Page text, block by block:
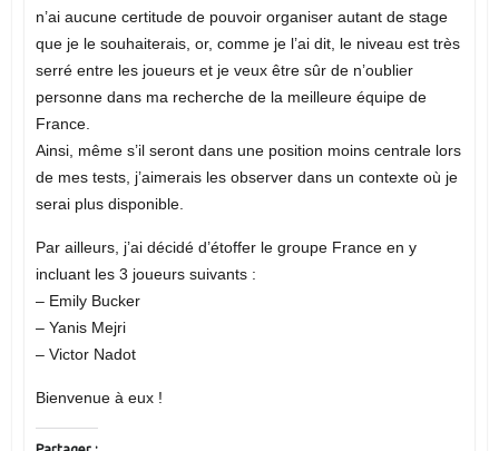
n’ai aucune certitude de pouvoir organiser autant de stage
que je le souhaiterais, or, comme je l’ai dit, le niveau est très
serré entre les joueurs et je veux être sûr de n’oublier
personne dans ma recherche de la meilleure équipe de
France.
Ainsi, même s’il seront dans une position moins centrale lors
de mes tests, j’aimerais les observer dans un contexte où je
serai plus disponible.
Par ailleurs, j’ai décidé d’étoffer le groupe France en y
incluant les 3 joueurs suivants :
– Emily Bucker
– Yanis Mejri
– Victor Nadot
Bienvenue à eux !